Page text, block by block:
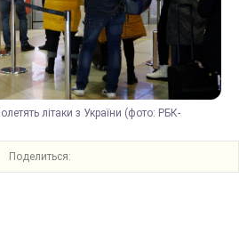
літаки з України (фото: РБК-
Поделиться: